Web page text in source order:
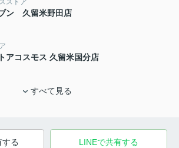
ストア
ン 久留米野田店
アコスモス 久留米国分店
すべて見る
する LINEで共有する